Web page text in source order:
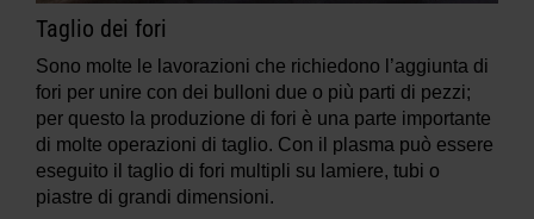
Taglio dei fori
Sono molte le lavorazioni che richiedono l’aggiunta di
fori per unire con dei bulloni due o più parti di pezzi;
per questo la produzione di fori è una parte importante
di molte operazioni di taglio. Con il plasma può essere
eseguito il taglio di fori multipli su lamiere, tubi o
piastre di grandi dimensioni.